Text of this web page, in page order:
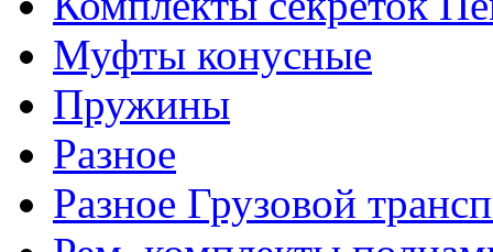
Муфты конусные
Пружины
Разное
Разное Грузовой